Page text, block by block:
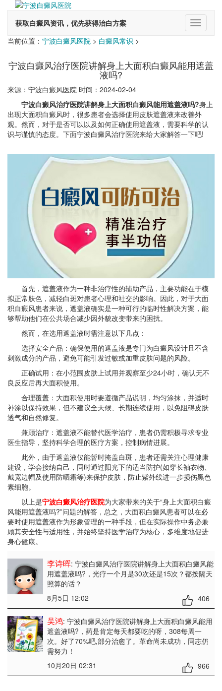
获取白癜风资讯，优先获得治白方案
切
换
当前位置： 宁波白癜风医院 > 白癜风常识 >
宁波白癜风治疗医院讲解身上大面积白癜风能用遮盖
液吗?
来源：宁波白癜风医院 时间：2024-02-04
宁波白癜风治疗医院讲解身上大面积白癜风能用遮盖液吗?身上
出现大面积白癜风时，很多患者会选择使用皮肤遮盖液来改善外
观。然而，对于是否可以以及如何正确使用遮盖液，需要科学的认
识与谨慎的态度。下面宁波白癜风治疗医院来给大家解答一下吧!
首先，遮盖液作为一种非治疗性的辅助产品，主要功能在于模
拟正常肤色，减轻白斑对患者心理和社交的影响。因此，对于大面
积白癜风患者来说，遮盖液确实是一种可行的临时性解决方案，能
够帮助他们在公共场合减少因外貌改变带来的困扰。
然而，在选用遮盖液时需注意以下几点：
选择安全产品：确保使用的遮盖液是专门为白癜风设计且不含
刺激成分的产品，避免可能引发过敏或加重皮肤问题的风险。
正确试用：在小范围皮肤上试用并观察至少24小时，确认无不
良反应后再大面积使用。
合理覆盖：大面积使用时要遵循产品说明，均匀涂抹，并适时
补涂以保持效果，但不建议全天候、长期连续使用，以免阻碍皮肤
透气和自然修复。
兼顾治疗：遮盖液不能替代医学治疗，患者仍需积极寻求专业
医生指导，坚持科学合理的医疗方案，控制病情进展。
此外，由于遮盖液仅能暂时掩盖白斑，患者还需关注心理健康
建设，学会接纳自己，同时通过阳光下的适当防护(如穿长袖衣物、
戴宽边帽及使用防晒霜等)来保护皮肤，防止紫外线进一步损伤黑色
素细胞。
以上是宁波白癜风治疗医院为大家带来的关于“身上大面积白癜
风能用遮盖液吗?”问题的解答，总之，大面积白癜风患者可以在必
要时使用遮盖液作为形象管理的一种手段，但在实际操作中务必兼
顾其安全性与适用性，并始终坚持医学治疗为核心，多维度地促进
身心健康。
李诗晖: 宁波白癜风治疗医院讲解身上大面积白癜风能
用遮盖液吗? ，光疗一个月是30次还是15次？都按隔天
照算的话？
8月5日 12:02
406
吴鸿: 宁波白癜风治疗医院讲解身上大面积白癜风能用
遮盖液吗? ，药是肯定每天都要吃的呀，308每周一
次。好了70%吧,部分治愈了。革命尚未成功，同志仍
需努力！
10月20日 02:31
966